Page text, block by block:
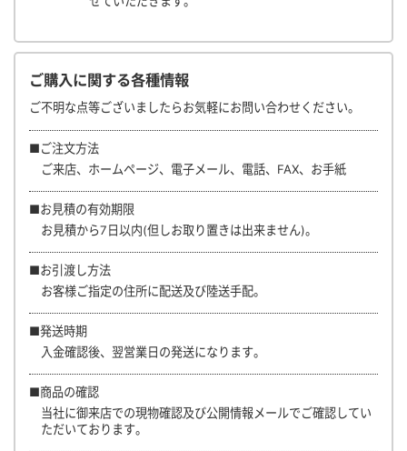
ご購入に関する各種情報
ご不明な点等ございましたらお気軽にお問い合わせください。
■ご注文方法
ご来店、ホームページ、電子メール、電話、FAX、お手紙
■お見積の有効期限
お見積から7日以内(但しお取り置きは出来ません)。
■お引渡し方法
お客様ご指定の住所に配送及び陸送手配。
■発送時期
入金確認後、翌営業日の発送になります。
■商品の確認
当社に御来店での現物確認及び公開情報メールでご確認してい
ただいております。